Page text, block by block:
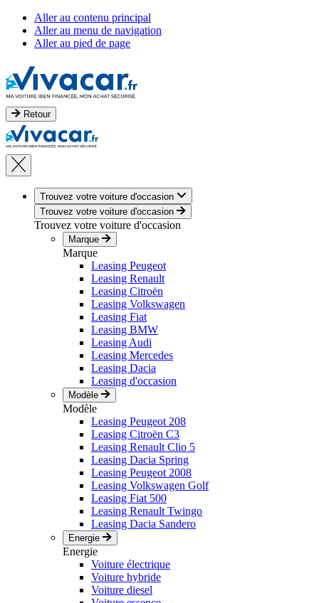
Aller au contenu principal
Aller au menu de navigation
Aller au pied de page
Retour
Trouvez votre voiture d'occasion
Trouvez votre voiture d'occasion
Trouvez votre voiture d'occasion
Marque
Marque
Leasing Peugeot
Leasing Renault
Leasing Citroën
Leasing Volkswagen
Leasing Fiat
Leasing BMW
Leasing Audi
Leasing Mercedes
Leasing Dacia
Leasing d'occasion
Modèle
Modèle
Leasing Peugeot 208
Leasing Citroën C3
Leasing Renault Clio 5
Leasing Dacia Spring
Leasing Peugeot 2008
Leasing Volkswagen Golf
Leasing Fiat 500
Leasing Renault Twingo
Leasing Dacia Sandero
Energie
Energie
Voiture électrique
Voiture hybride
Voiture diesel